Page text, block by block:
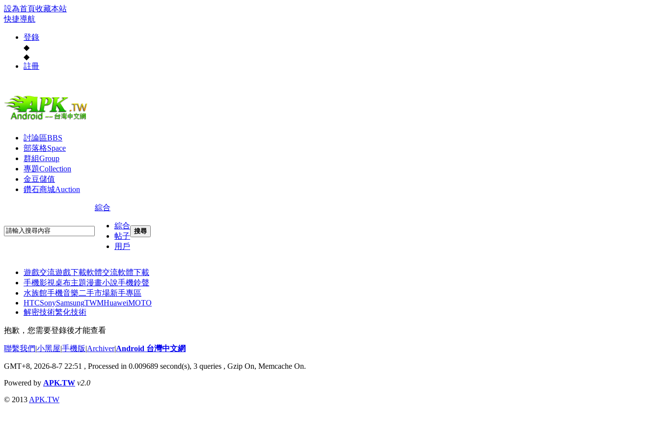
設為首頁收藏本站
快捷導航
登錄
◆
◆
註冊
討論區BBS
部落格Space
群組Group
專題Collection
金豆儲值
鑽石商城Auction
綜合
綜合
帖子
用戶
搜尋
遊戲交流遊戲下載軟體交流軟體下載
手機影視桌布主題漫畫小說手機鈴聲
水族館手機音樂二手市場新手專區
HTCSonySamsungTWMHuaweiMOTO
解密技術繁化技術
抱歉，您需要登錄後才能查看
聯繫我們|小黑屋|手機版|Archiver|Android 台灣中文網
GMT+8, 2026-8-7 22:51 , Processed in 0.009689 second(s), 3 queries , Gzip On, Memcache On.
Powered by APK.TW v2.0
© 2013 APK.TW